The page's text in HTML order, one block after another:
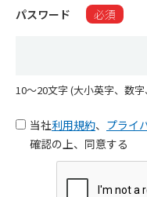
パスワード 必須
10〜20文字 (大小英字、数
当社利用規約、 プライ
確認の上、同意する